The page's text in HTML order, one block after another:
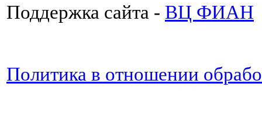
Поддержка сайта - ВЦ ФИАН
Политика в отношении